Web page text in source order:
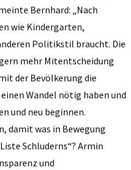
Bernhard: „Nach
wie Kindergarten,
Politikstil braucht. Die
mehr Mitentscheidung
der Bevölkerung die
Wandel nötig haben und
und neu beginnen.
damit was in Bewegung
Schluderns“? Armin
und